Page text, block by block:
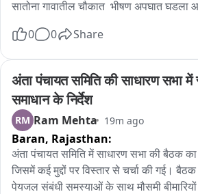
घोषणाबाजी केली. गडचिरोलीतील भूमी
याकडे संपूर्ण जिल्ह्याचे लक्ष लागले आहे.
सातोना गावातील चौकात  भीषण अपघात
जोरदार धडक दिली. धडकेची तीव्रता इतकी होती
या अपघाताची संपूर्ण घटना सीसीटीव्ही
व्हिडिओ आता समोर आला आहे. जखमी विद्यार्थिनी
रुग्णालयात दाखल करण्यात आले असून तिची
आहे.
दरम्यान, या प्रकरणी वरठी पोलीस तपास करत
आधारे अपघाताचे नेमके कारण आणि संबंधित
केली जात आहे.
0 0 Share
अंता पंचायत समिति की साधारण सभा
समाधान के निर्देश
RM Ram Mehta 19m ago
Baran, Rajasthan:
अंता पंचायत समिति में साधारण सभा की बैठक
जिसमें कई मुद्दों पर विस्तार से चर्चा की गई।
पेयजल संबंधी समस्याओं के साथ मौसमी बीमारियों